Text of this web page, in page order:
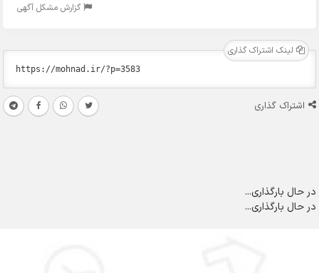
گزارش مشکل آگهی
لینک اشتراک گذاری
اشتراک گذاری
در حال بارگذاری...
در حال بارگذاری...